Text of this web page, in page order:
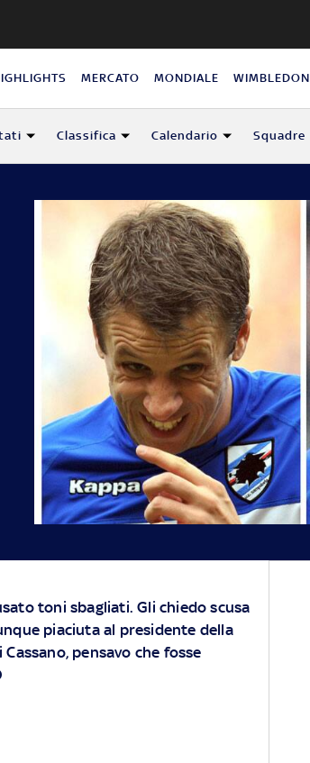
MERCATO MONDIALE WIMBLEDON
Classifica Calendario Squadre
toni sbagliati. Gli chiedo scusa
piaciuta al presidente della
pensavo che fosse